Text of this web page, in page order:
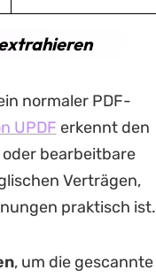
normaler PDF-
UPDF erkennt den
bearbeitbare
Verträgen,
praktisch ist.
, um die gescannte